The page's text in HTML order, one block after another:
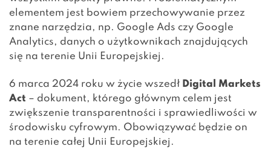
elementem jest bowiem przechowywanie przez
znane narzędzia, np. Google Ads czy Google
Analytics, danych o użytkownikach znajdujących
się na terenie Unii Europejskiej.
6 marca 2024 roku w życie wszedł Digital Markets
Act – dokument, którego głównym celem jest
zwiększenie transparentności i sprawiedliwości w
środowisku cyfrowym. Obowiązywać będzie on
na terenie całej Unii Europejskiej.